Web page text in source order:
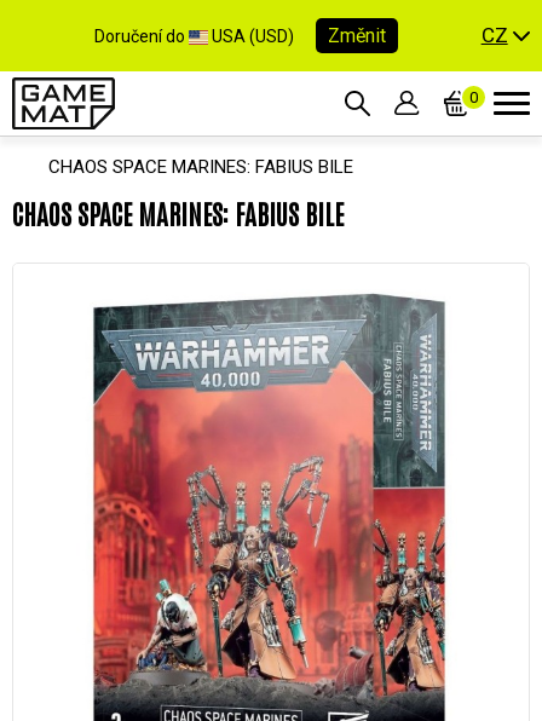
Doručení do USA (USD) Změnit CZ
0
CHAOS SPACE MARINES: FABIUS BILE
CHAOS SPACE MARINES: FABIUS BILE